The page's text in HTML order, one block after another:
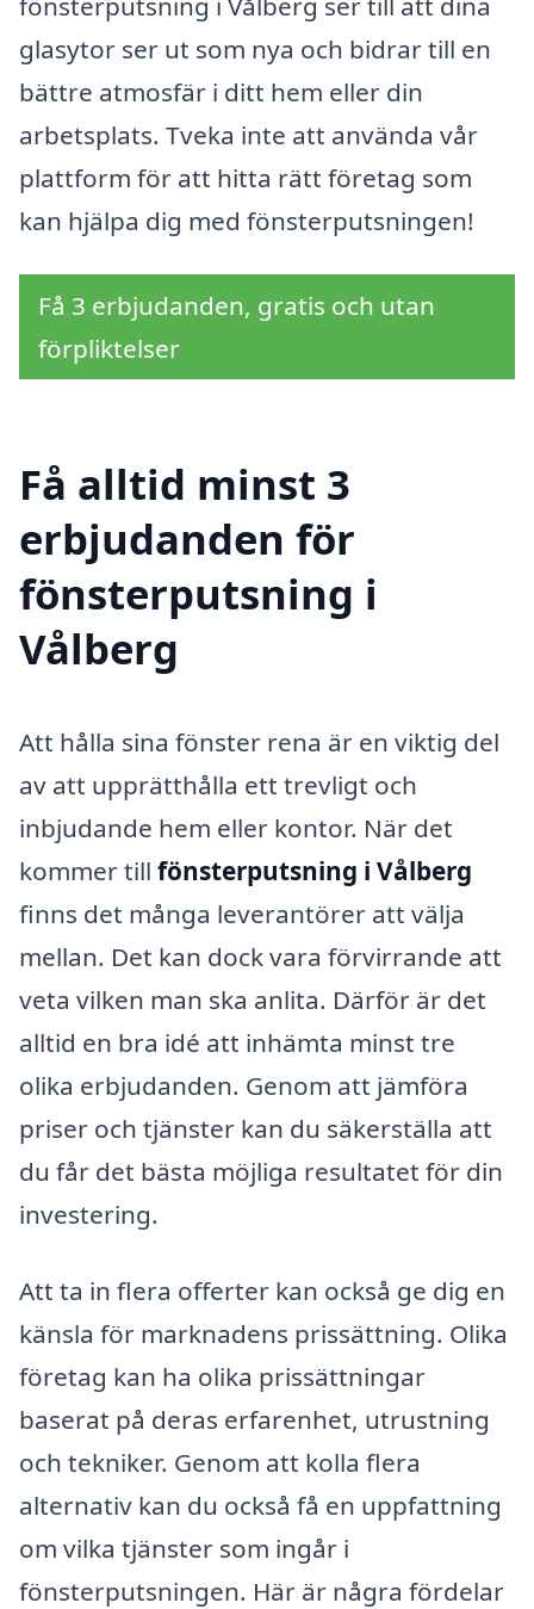
glasytor ser ut som nya och bidrar till en
bättre atmosfär i ditt hem eller din
arbetsplats. Tveka inte att använda vår
plattform för att hitta rätt företag som
kan hjälpa dig med fönsterputsningen!
Få 3 erbjudanden, gratis och utan
förpliktelser
Få alltid minst 3
erbjudanden för
fönsterputsning i
Vålberg
Att hålla sina fönster rena är en viktig del
av att upprätthålla ett trevligt och
inbjudande hem eller kontor. När det
kommer till fönsterputsning i Vålberg
finns det många leverantörer att välja
mellan. Det kan dock vara förvirrande att
veta vilken man ska anlita. Därför är det
alltid en bra idé att inhämta minst tre
olika erbjudanden. Genom att jämföra
priser och tjänster kan du säkerställa att
du får det bästa möjliga resultatet för din
investering.
Att ta in flera offerter kan också ge dig en
känsla för marknadens prissättning. Olika
företag kan ha olika prissättningar
baserat på deras erfarenhet, utrustning
och tekniker. Genom att kolla flera
alternativ kan du också få en uppfattning
om vilka tjänster som ingår i
fönsterputsningen. Här är några fördelar